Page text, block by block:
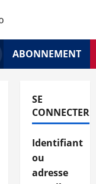
ABONNEMENT
SE
CONNECTER
Identifiant
ou
adresse